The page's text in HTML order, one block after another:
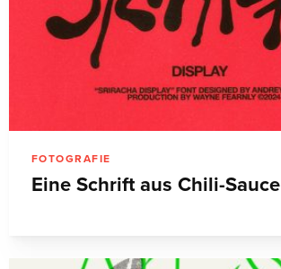
FOTOGRAFIE
Eine Schrift aus Chili-Sauce